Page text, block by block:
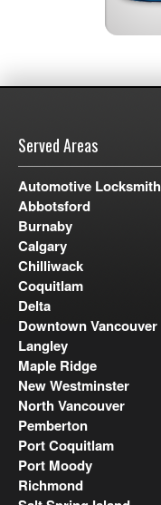
Served Areas
Automotive Locksmith
Abbotsford
Burnaby
Calgary
Chilliwack
Coquitlam
Delta
Downtown Vancouver
Langley
Maple Ridge
New Westminster
North Vancouver
Pemberton
Port Coquitlam
Port Moody
Richmond